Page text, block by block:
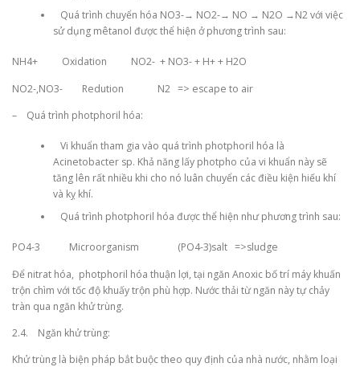
Quá trình chuyển hóa NO3-→ NO2-→ NO → N2O →N2 với việc
sử dụng mêtanol được thể hiện ở phương trình sau:
NH4+ Oxidation NO2- + NO3- + H+ + H2O
NO2-,NO3- Redution N2 => escape to air
– Quá trình photphoril hóa:
Vi khuẩn tham gia vào quá trình photphoril hóa là
Acinetobacter sp. Khả năng lấy photpho của vi khuẩn này sẽ
tăng lên rất nhiều khi cho nó luân chuyển các điều kiện hiếu khí
và kỵ khí.
Quá trình photphoril hóa được thể hiện như phương trình sau:
PO4-3 Microorganism (PO4-3)salt =>sludge
Để nitrat hóa, photphoril hóa thuận lợi, tại ngăn Anoxic bố trí máy khuấn
trộn chìm với tốc độ khuấy trộn phù hợp. Nước thải từ ngăn này tự chảy
tràn qua ngăn khử trùng.
2.4. Ngăn khử trùng:
Khử trùng là biện pháp bắt buộc theo quy định của nhà nước, nhằm loại